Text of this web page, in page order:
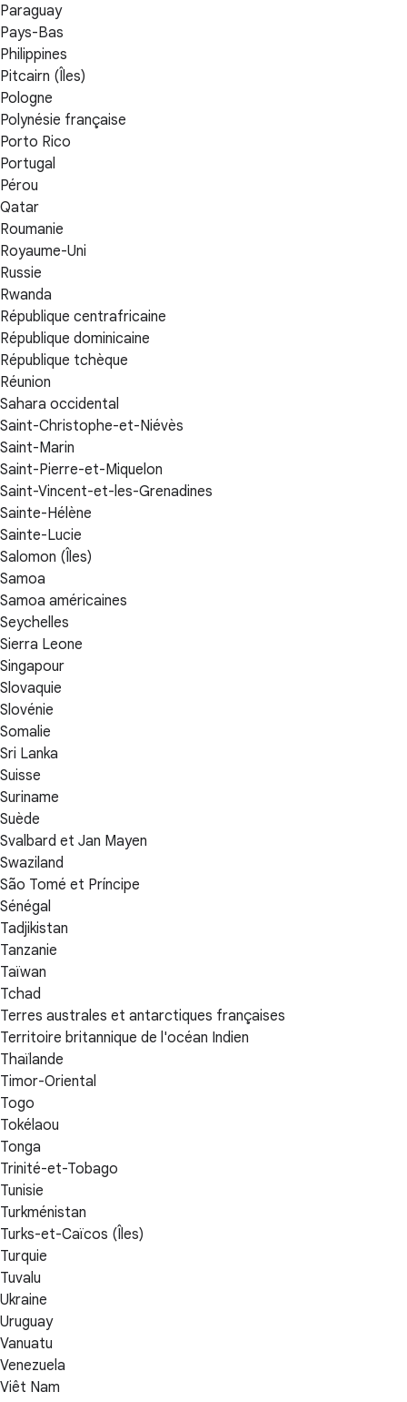
Paraguay
Pays-Bas
Philippines
Pitcairn (Îles)
Pologne
Polynésie française
Porto Rico
Portugal
Pérou
Qatar
Roumanie
Royaume-Uni
Russie
Rwanda
République centrafricaine
République dominicaine
République tchèque
Réunion
Sahara occidental
Saint-Christophe-et-Niévès
Saint-Marin
Saint-Pierre-et-Miquelon
Saint-Vincent-et-les-Grenadines
Sainte-Hélène
Sainte-Lucie
Salomon (Îles)
Samoa
Samoa américaines
Seychelles
Sierra Leone
Singapour
Slovaquie
Slovénie
Somalie
Sri Lanka
Suisse
Suriname
Suède
Svalbard et Jan Mayen
Swaziland
São Tomé et Príncipe
Sénégal
Tadjikistan
Tanzanie
Taïwan
Tchad
Terres australes et antarctiques françaises
Territoire britannique de l'océan Indien
Thaïlande
Timor-Oriental
Togo
Tokélaou
Tonga
Trinité-et-Tobago
Tunisie
Turkménistan
Turks-et-Caïcos (Îles)
Turquie
Tuvalu
Ukraine
Uruguay
Vanuatu
Venezuela
Viêt Nam